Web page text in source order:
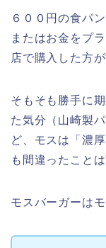
６００円の食パ
またはお金をプ
店で購入した方
そもそも勝手に
た気分（山崎製
ど、モスは「濃
も間違ったこと
モスバーガーは